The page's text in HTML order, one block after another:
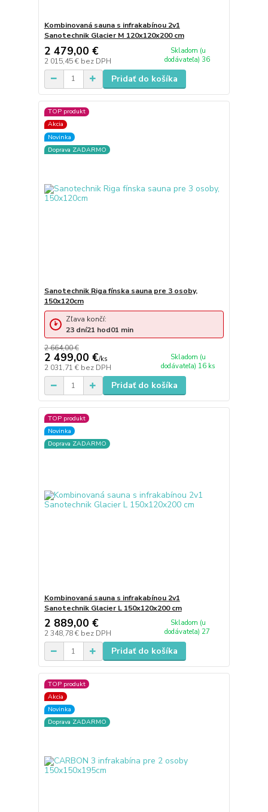
Kombinovaná sauna s infrakabínou 2v1
Sanotechnik Glacier M 120x120x200 cm
2 479,00 €
2 015,45 € bez DPH
Skladom (u
dodávateľa) 36
Pridať do košíka
TOP produkt
Akcia
Novinka
Doprava ZADARMO
Sanotechnik Riga fínska sauna pre 3 osoby,
150x120cm
2 664,00 €
2 499,00 €/ks
2 031,71 € bez DPH
Skladom (u
dodávateľa) 16 ks
Zľava končí:
23 dní21 hod01 min
Pridať do košíka
TOP produkt
Novinka
Doprava ZADARMO
Kombinovaná sauna s infrakabínou 2v1
Sanotechnik Glacier L 150x120x200 cm
2 889,00 €
2 348,78 € bez DPH
Skladom (u
dodávateľa) 27
Pridať do košíka
TOP produkt
Akcia
Novinka
Doprava ZADARMO